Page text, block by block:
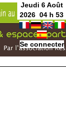
Jeudi 6 Août
2026 04 h53
Se connecter